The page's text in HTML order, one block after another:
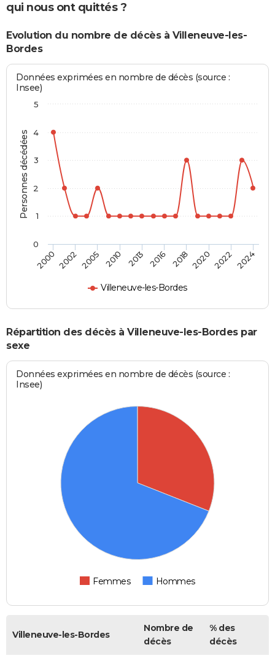
qui nous ont quittés ?
Evolution du nombre de décès à Villeneuve-les-
Bordes
Personnes décédées
Données exprimées en nombre de décès (source :
Insee)
Villeneuve-les-Bordes
2000 2002 2005 2010 2013 2016 2018 2020 2022 2024
0
1
2
3
4
5
Répartition des décès à Villeneuve-les-Bordes par
sexe
Données exprimées en nombre de décès (source :
Insee)
Femmes Hommes
Villeneuve-les-Bordes
Nombre de
décès
% des
décès